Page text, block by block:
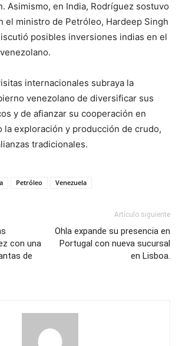
Asimismo, en India, Rodríguez sostuvo
el ministro de Petróleo, Hardeep Singh
posibles inversiones indias en el
internacionales subraya la
venezolano de diversificar sus
y de afianzar su cooperación en
la exploración y producción de crudo,
tradicionales.
Petróleo Venezuela
con una
de
Artículo siguiente
Ohla expande su presencia en
Portugal con nueva sucursal
en Lisboa.